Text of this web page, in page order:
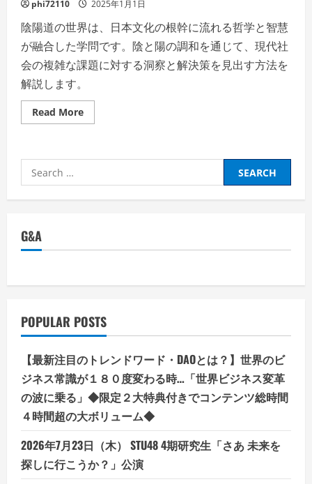
phi72110 2025年1月1日
陰陽道の世界は、日本文化の根幹に流れる哲学と智慧
が融合した学問です。陰と陽の調和を通じて、現代社
会の複雑な課題に対する洞察と解決策を見出す方法を
解説します。
Read MoreRead
more
道
び:
陰
ラ
切
く
未
来
ピ
リ
チ
ュ
ア
ル)
Kindle
版
Search
for:
G&A
POPULAR POSTS
【最新注目のトレンドワード・DAOとは？】世界のビ
ジネス常識が１８０度変わる時…「世界ビジネス変革
の波に乗る」◆限定２大特典付きでコンテンツ総時間
４時間超の大ボリューム◆
2026年7月23日（木） STU48 4期研究生「さあ 未来を
探しに行こうか？」公演